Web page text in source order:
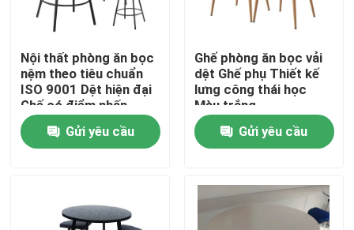
Nhà
Nội thất phòng ăn bọc
nệm theo tiêu chuẩn
ISO 9001 Dệt hiện đại
Ghế có điểm nhấn
bằng chân kim loại
Gửi yêu cầu
Ghế phòng ăn bọc vải
dệt Ghế phụ Thiết kế
lưng công thái học
Màu trắng
Gửi yêu cầu